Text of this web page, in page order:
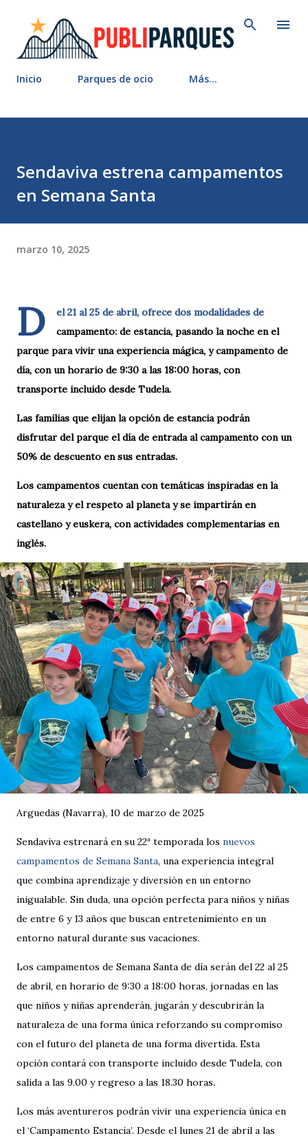
Inicio Parques de ocio Más…
Sendaviva estrena campamentos
en Semana Santa
marzo 10, 2025
D
el 21 al 25 de abril, ofrece dos modalidades de
campamento: de estancia, pasando la noche en el
parque para vivir una experiencia mágica, y campamento de
día, con un horario de 9:30 a las 18:00 horas, con
transporte incluido desde Tudela.
Las familias que elijan la opción de estancia podrán
disfrutar del parque el día de entrada al campamento con un
50% de descuento en sus entradas.
Los campamentos cuentan con temáticas inspiradas en la
naturaleza y el respeto al planeta y se impartirán en
castellano y euskera, con actividades complementarias en
inglés.
Arguedas (Navarra), 10 de marzo de 2025
Sendaviva estrenará en su 22ª temporada los nuevos
campamentos de Semana Santa, una experiencia integral
que combina aprendizaje y diversión en un entorno
inigualable. Sin duda, una opción perfecta para niños y niñas
de entre 6 y 13 años que buscan entretenimiento en un
entorno natural durante sus vacaciones.
Los campamentos de Semana Santa de día serán del 22 al 25
de abril, en horario de 9:30 a 18:00 horas, jornadas en las
que niños y niñas aprenderán, jugarán y descubrirán la
naturaleza de una forma única reforzando su compromiso
con el futuro del planeta de una forma divertida. Esta
opción contará con transporte incluido desde Tudela, con
salida a las 9.00 y regreso a las 18.30 horas.
Los más aventureros podrán vivir una experiencia única en
el ‘Campamento Estancia’. Desde el lunes 21 de abril a las